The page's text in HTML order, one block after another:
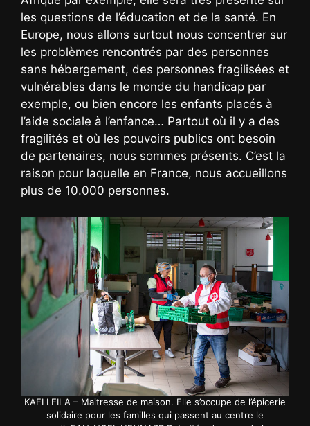
les questions de l’éducation et de la santé. En
Europe, nous allons surtout nous concentrer sur
les problèmes rencontrés par des personnes
sans hébergement, des personnes fragilisées et
vulnérables dans le monde du handicap par
exemple, ou bien encore les enfants placés à
l’aide sociale à l’enfance… Partout où il y a des
fragilités et où les pouvoirs publics ont besoin
de partenaires, nous sommes présents. C’est la
raison pour laquelle en France, nous accueillons
plus de 10.000 personnes.
KAFI LEILA – Maitresse de maison. Elle s’occupe de l’épicerie
solidaire pour les familles qui passent au centre le